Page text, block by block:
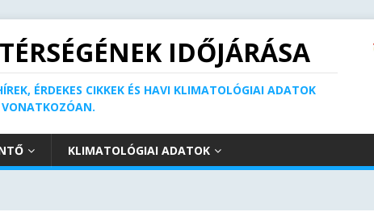
IDŐJÁRÁSA
ÉRDEKES CIKKEK ÉS HAVI KLIMATOLÓGIAI ADATOK
VONATKOZÓAN.
KLIMATOLÓGIAI ADATOK